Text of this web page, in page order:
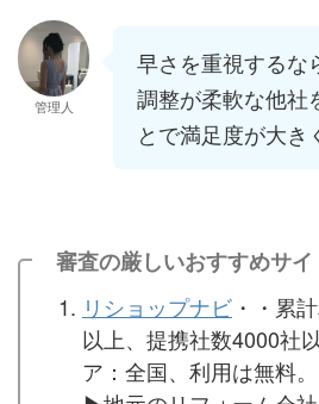
管理人
早さを重視するな
調整が柔軟な他社
とで満足度が大き
審査の厳しいおすすめサイ
リショップナビ ・・累
以上、提携社数4000社
ア：全国、利用は無料。